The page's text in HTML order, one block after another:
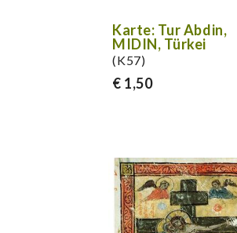
Karte: Tur Abdin,
MIDIN, Türkei
(K57)
€ 1,50